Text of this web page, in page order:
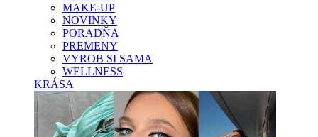
MAKE-UP
NOVINKY
PORADŇA
PREMENY
VYROB SI SAMA
WELLNESS
KRÁSA